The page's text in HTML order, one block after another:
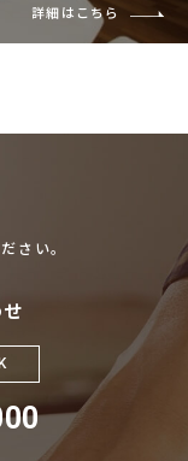
詳細はこちら
さい。